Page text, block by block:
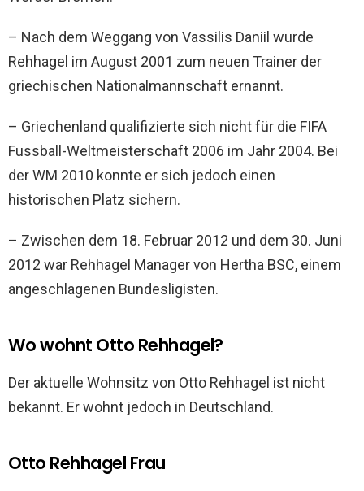
– Nach dem Weggang von Vassilis Daniil wurde
Rehhagel im August 2001 zum neuen Trainer der
griechischen Nationalmannschaft ernannt.
– Griechenland qualifizierte sich nicht für die FIFA
Fussball-Weltmeisterschaft 2006 im Jahr 2004. Bei
der WM 2010 konnte er sich jedoch einen
historischen Platz sichern.
– Zwischen dem 18. Februar 2012 und dem 30. Juni
2012 war Rehhagel Manager von Hertha BSC, einem
angeschlagenen Bundesligisten.
Wo wohnt Otto Rehhagel?
Der aktuelle Wohnsitz von Otto Rehhagel ist nicht
bekannt. Er wohnt jedoch in Deutschland.
Otto Rehhagel Frau